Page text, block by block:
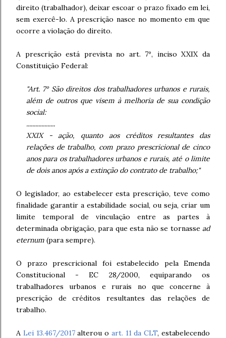
direito (trabalhador), deixar escoar o prazo fixado em lei,
sem exercê-lo. A prescrição nasce no momento em que
ocorre a violação do direito.
A prescrição está prevista no art. 7º, inciso XXIX da
Constituição Federal:
"Art. 7º São direitos dos trabalhadores urbanos e rurais,
além de outros que visem à melhoria de sua condição
social:
...................
XXIX - ação, quanto aos créditos resultantes das
relações de trabalho, com prazo prescricional de cinco
anos para os trabalhadores urbanos e rurais, até o limite
de dois anos após a extinção do contrato de trabalho;"
O legislador, ao estabelecer esta prescrição, teve como
finalidade garantir a estabilidade social, ou seja, criar um
limite temporal de vinculação entre as partes à
determinada obrigação, para que esta não se tornasse ad
eternum (para sempre).
O prazo prescricional foi estabelecido pela Emenda
Constitucional - EC 28/2000, equiparando os
trabalhadores urbanos e rurais no que concerne à
prescrição de créditos resultantes das relações de
trabalho.
A Lei 13.467/2017alterou o art. 11 da CLT, estabelecendo